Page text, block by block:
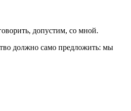
допустим, со мной.
должно само предложить: мы